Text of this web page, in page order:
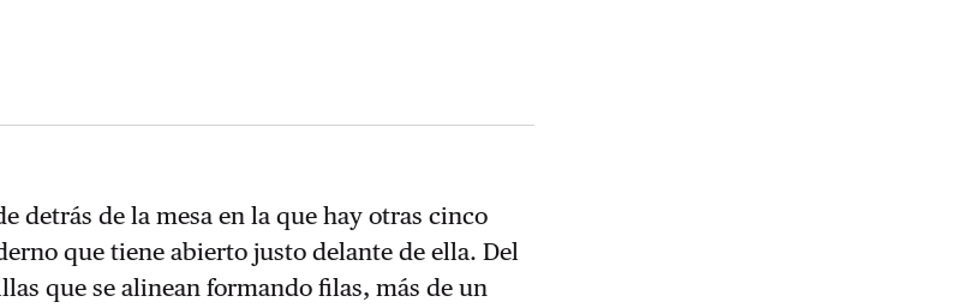
detrás de la mesa en la que hay otras cinco
que tiene abierto justo delante de ella. Del
que se alinean formando filas, más de un